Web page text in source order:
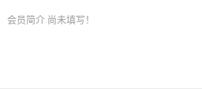
会员简介 尚未填写！